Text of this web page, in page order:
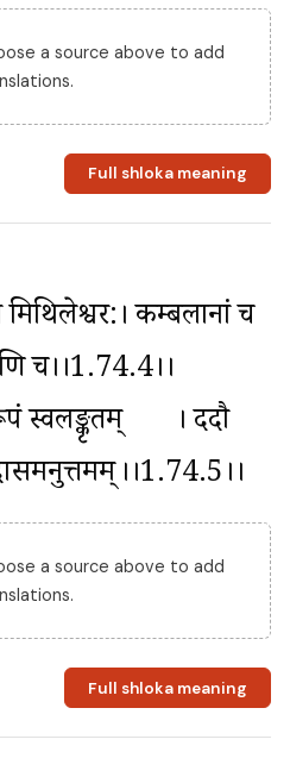
a source above to add
Full shloka meaning
कम्बलानां च
च।।1.74.4।।
। ददौ
कन्यापिता तासां दासीदासमनुत्तमम्	।।1.74.5।।
a source above to add
Full shloka meaning